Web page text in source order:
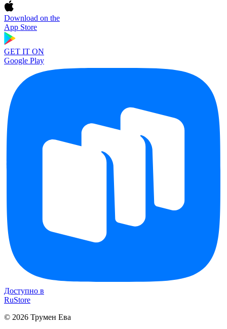
Download on the
App Store
GET IT ON
Google Play
Доступно в
RuStore
© 2026 Трумен Ева